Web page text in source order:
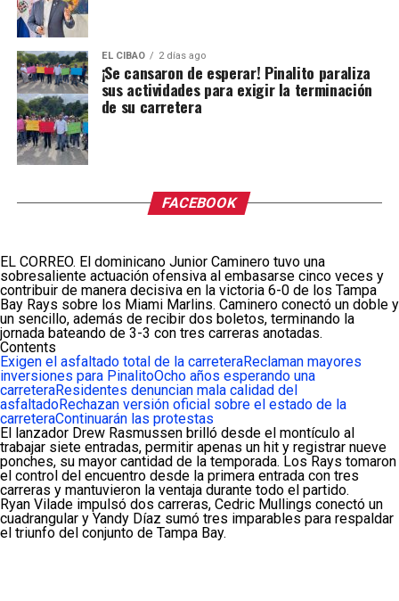
EL CIBAO 2 días ago
¡Se cansaron de esperar! Pinalito paraliza
sus actividades para exigir la terminación
de su carretera
FACEBOOK
EL CORREO. El dominicano Junior Caminero tuvo una
sobresaliente actuación ofensiva al embasarse cinco veces y
contribuir de manera decisiva en la victoria 6-0 de los Tampa
Bay Rays sobre los Miami Marlins. Caminero conectó un doble y
un sencillo, además de recibir dos boletos, terminando la
jornada bateando de 3-3 con tres carreras anotadas.
Contents
Exigen el asfaltado total de la carreteraReclaman mayores
inversiones para PinalitoOcho años esperando una
carreteraResidentes denuncian mala calidad del
asfaltadoRechazan versión oficial sobre el estado de la
carreteraContinuarán las protestas
El lanzador Drew Rasmussen brilló desde el montículo al
trabajar siete entradas, permitir apenas un hit y registrar nueve
ponches, su mayor cantidad de la temporada. Los Rays tomaron
el control del encuentro desde la primera entrada con tres
carreras y mantuvieron la ventaja durante todo el partido.
Ryan Vilade impulsó dos carreras, Cedric Mullings conectó un
cuadrangular y Yandy Díaz sumó tres imparables para respaldar
el triunfo del conjunto de Tampa Bay.